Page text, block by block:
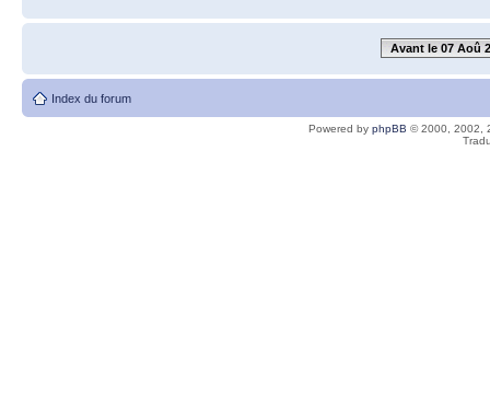
Avant le 07 Aoû
Index du forum
Powered by phpBB © 2000, 2002,